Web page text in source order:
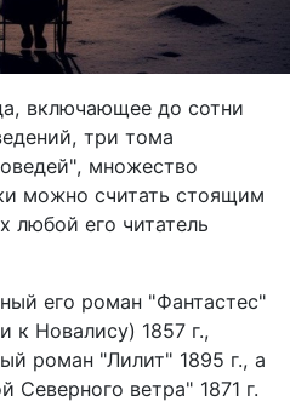
включающее до сотни
три тома
множество
можно считать стоящим
любой его читатель
его роман "Фантастес"
к Новалису) 1857 г.,
роман "Лилит" 1895 г., а
ветра" 1871 г.